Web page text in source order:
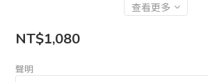
查看更多
NT$1,080
聲明